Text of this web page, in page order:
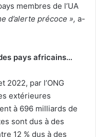
membres de l’UA
d’alerte précoce », a-
pays africains…
2022, par l’ONG
extérieures
à 696 milliards de
sont dus à des
12 % dus à des